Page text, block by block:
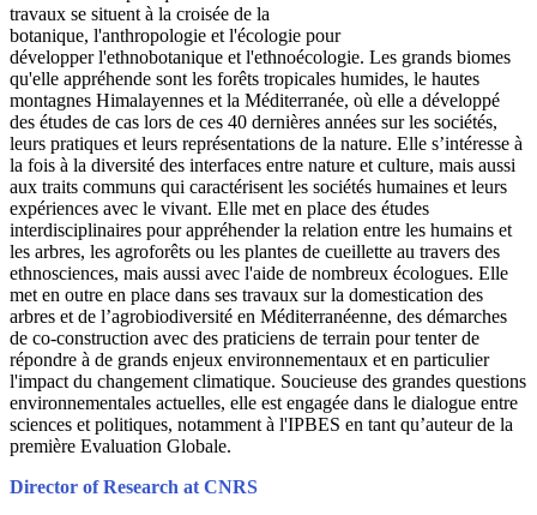
travaux se situent à la croisée de la
botanique, l'anthropologie et l'écologie pour
développer l'ethnobotanique et l'ethnoécologie. Les grands biomes
qu'elle appréhende sont les forêts tropicales humides, le hautes
montagnes Himalayennes et la Méditerranée, où elle a développé
des études de cas lors de ces 40 dernières années sur les sociétés,
leurs pratiques et leurs représentations de la nature. Elle s’intéresse à
la fois à la diversité des interfaces entre nature et culture, mais aussi
aux traits communs qui caractérisent les sociétés humaines et leurs
expériences avec le vivant. Elle met en place des études
interdisciplinaires pour appréhender la relation entre les humains et
les arbres, les agroforêts ou les plantes de cueillette au travers des
ethnosciences, mais aussi avec l'aide de nombreux écologues. Elle
met en outre en place dans ses travaux sur la domestication des
arbres et de l’agrobiodiversité en Méditerranéenne, des démarches
de co-construction avec des praticiens de terrain pour tenter de
répondre à de grands enjeux environnementaux et en particulier
l'impact du changement climatique. Soucieuse des grandes questions
environnementales actuelles, elle est engagée dans le dialogue entre
sciences et politiques, notamment à l'IPBES en tant qu’auteur de la
première Evaluation Globale.
Director of Research at CNRS